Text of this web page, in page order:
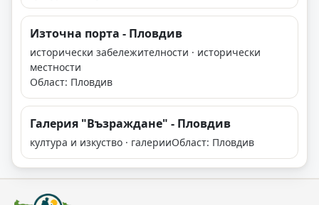
Източна порта - Пловдив
исторически забележителности · исторически
местности
Област: Пловдив
Галерия "Възраждане" - Пловдив
култура и изкуство · галерииОбласт: Пловдив